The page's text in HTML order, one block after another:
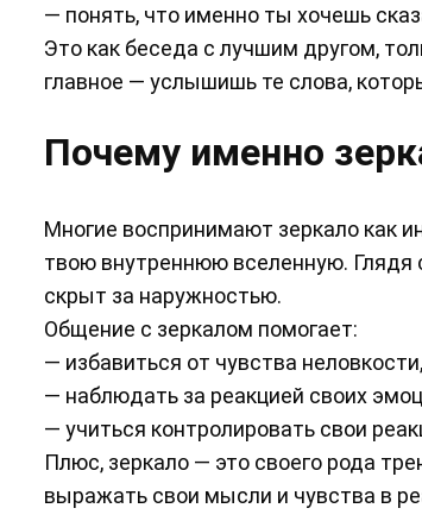
— понять, что именно ты хочешь
Это как беседа с лучшим другом,
главное — услышишь те слова,
Почему именно
Многие воспринимают зеркало как
твою внутреннюю вселенную. Глядя
скрыт за наружностью.
Общение с зеркалом помогает:
— избавиться от чувства
— наблюдать за реакцией своих
— учиться контролировать свои
Плюс, зеркало — это своего рода
выражать свои мысли и чувства в